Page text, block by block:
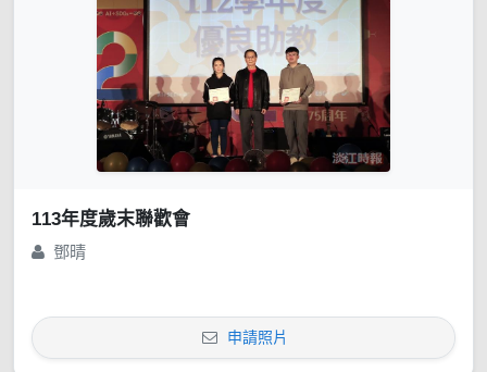
113年度歲末聯歡會
鄧晴
申請照片